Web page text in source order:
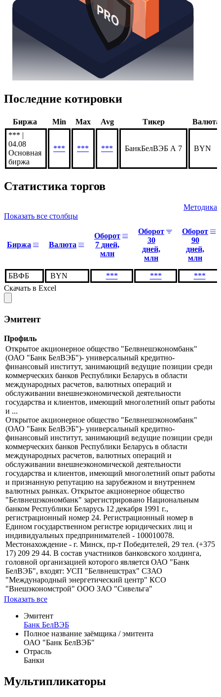
Последние котировки
Биржа Min Max Avg Тикер
Валюта
*** |
04.08
Основная
биржа
*** *** *** БанкБелВЭБ А 7 BYN
Статистика торгов
Методика
Показать все столбцы
Биржа Валюта
Оборот
7 дней,
млн
Оборот
30
дней,
млн
Оборот
90
дней,
млн
БВФБ BYN *** ***
***
Скачать в Excel
Эмитент
Профиль
Открытое акционерное общество "Белвнешэкономбанк"
(ОАО "Банк БелВЭБ")- универсальный кредитно-
финансовый институт, занимающий ведущие позиции среди
коммерческих банков Республики Беларусь в области
международных расчетов, валютных операций и
обслуживании внешнеэкономической деятельности
государства и клиентов, имеющий многолетний опыт работы
и ...
Открытое акционерное общество "Белвнешэкономбанк"
(ОАО "Банк БелВЭБ")- универсальный кредитно-
финансовый институт, занимающий ведущие позиции среди
коммерческих банков Республики Беларусь в области
международных расчетов, валютных операций и
обслуживании внешнеэкономической деятельности
государства и клиентов, имеющий многолетний опыт работы
и признанную репутацию на зарубежном и внутреннем
валютных рынках. Открытое акционерное общество
"Белвнешэкономбанк" зарегистрировано Национальным
банком Республики Беларусь 12 декабря 1991 г.,
регистрационный номер 24. Регистрационный номер в
Едином государственном регистре юридических лиц и
индивидуальных предпринимателей - 100010078.
Местонахождение - г. Минск, пр-т Победителей, 29 тел. (+375
17) 209 29 44. В состав участников банковского холдинга,
головной организацией которого является ОАО "Банк
БелВЭБ", входят: УСП "Белвнешстрах" СЗАО
"Международный энергетический центр" КСО
"Внешэкономстрой" ООО ЗАО "Сивельга"
Показать все
Эмитент
Банк БелВЭБ
Полное название заёмщика / эмитента
ОАО "Банк БелВЭБ"
Отрасль
Банки
Мультипликаторы